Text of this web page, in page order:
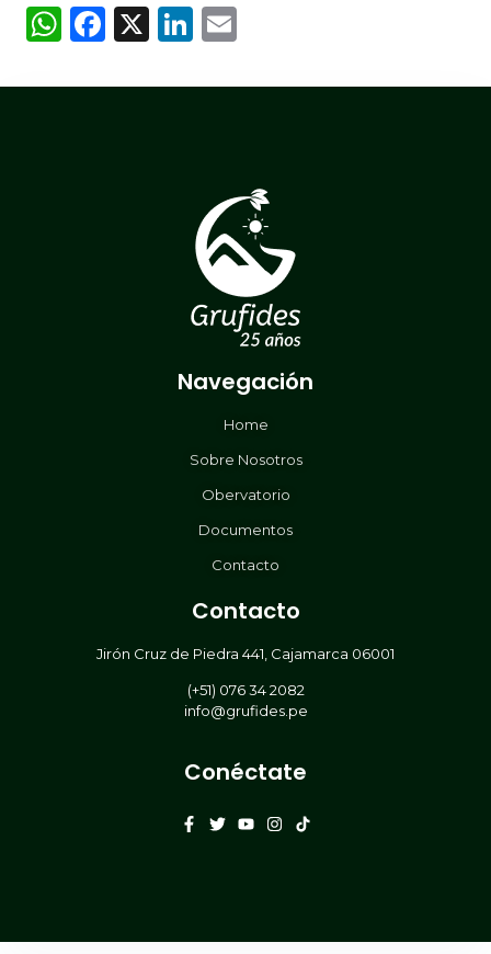
WhatsApp
Facebook
X LinkedIn
Navegación
Home
Sobre Nosotros
Obervatorio
Documentos
Contacto
Contacto
Jirón Cruz de Piedra 441, Cajamarca 06001
(+51) 076 34 2082
info@grufides.pe
Conéctate